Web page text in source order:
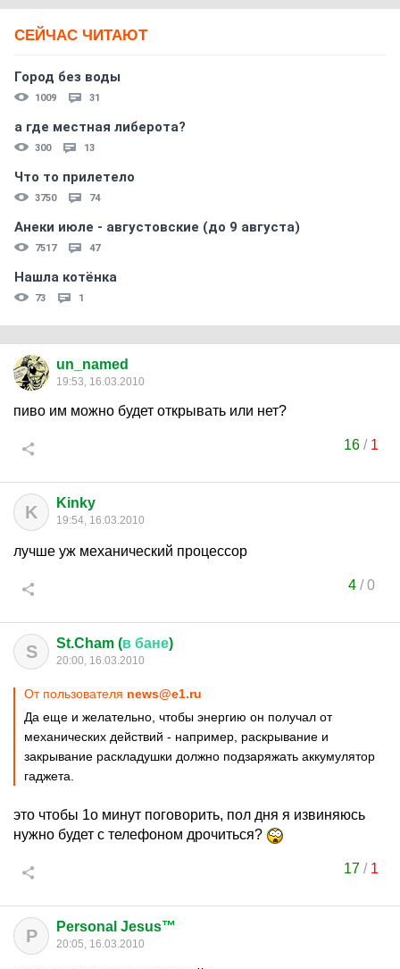
СЕЙЧАС ЧИТАЮТ
Город без воды
1009 31
а где местная либерота?
300 13
Что то прилетело
3750 74
Анеки июле - августовские (до 9 августа)
7517 47
Нашла котёнка
73 1
un_named
19:53, 16.03.2010
пиво им можно будет открывать или нет?
16 / 1
K Kinky
19:54, 16.03.2010
лучше уж механический процессор
4/0
S St.Cham (в бане)
20:00, 16.03.2010
От пользователя news@e1.ru
Да еще и желательно, чтобы энергию он получал от
механических действий - например, раскрывание и
закрывание раскладушки должно подзаряжать аккумулятор
гаджета.
это чтобы 1о минут поговорить, пол дня я извиняюсь
нужно будет с телефоном дрочиться?
17 / 1
P Personal Jesus™
20:05, 16.03.2010